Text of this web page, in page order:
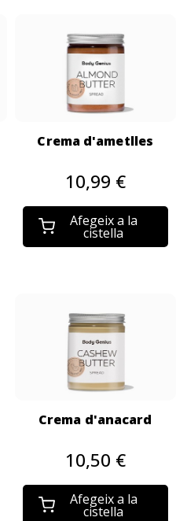
Crema d'ametlles
10,99 €
Afegeix a la
cistella
Crema d'anacard
10,50 €
Afegeix a la
cistella